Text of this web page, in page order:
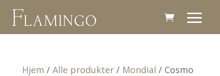
Hjem / Alle produkter/ Mondial / Cosmo